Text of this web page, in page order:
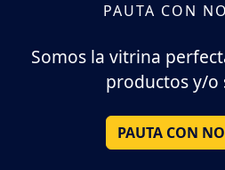
PAUTA CON
Somos la vitrina
productos y/o
PAUTA CON